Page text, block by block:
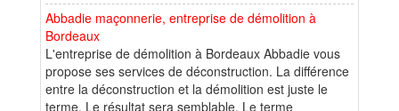
Abbadie maçonnerie, entreprise de démolition à
Bordeaux
L'entreprise de démolition à Bordeaux Abbadie vous
propose ses services de déconstruction. La différence
entre la déconstruction et la démolition est juste le
terme. Le résultat sera semblable. Le terme